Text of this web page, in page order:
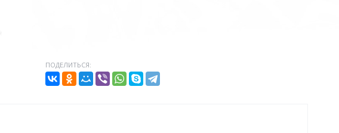
ПОДЕЛИТЬСЯ: